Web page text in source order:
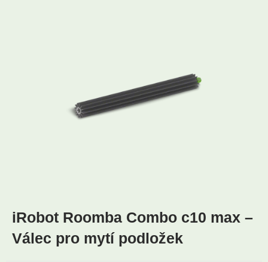
iRobot Roomba Combo c10 max –
Válec pro mytí podložek